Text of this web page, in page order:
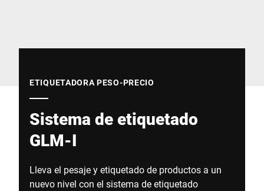
ETIQUETADORA PESO-PRECIO
Sistema de etiquetado
GLM-I
Lleva el pesaje y etiquetado de productos a un
nuevo nivel con el sistema de etiquetado